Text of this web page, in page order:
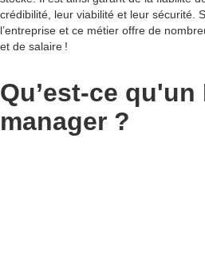
crédibilité, leur viabilité et leur sécurité.
l’entreprise et ce métier offre de
et de salaire !
Qu’est-ce qu'un
manager ?